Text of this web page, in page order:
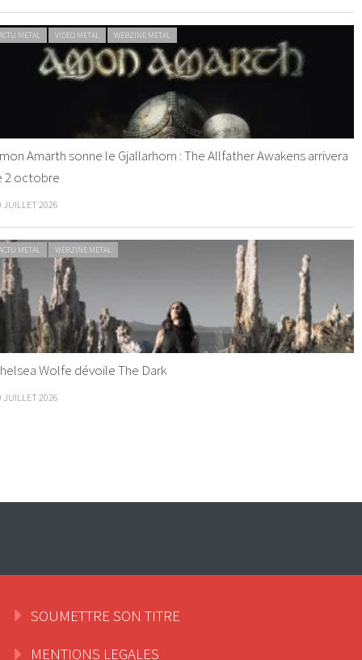
METAL VIDEO METAL WEBZINE METAL
Amarth sonne le Gjallarhorn : The Allfather Awakens arrivera
2 octobre
JUILLET 2026
METAL WEBZINE METAL
Wolfe dévoile The Dark
JUILLET 2026
SOUMETTRE SON TITRE
MENTIONS LEGALES